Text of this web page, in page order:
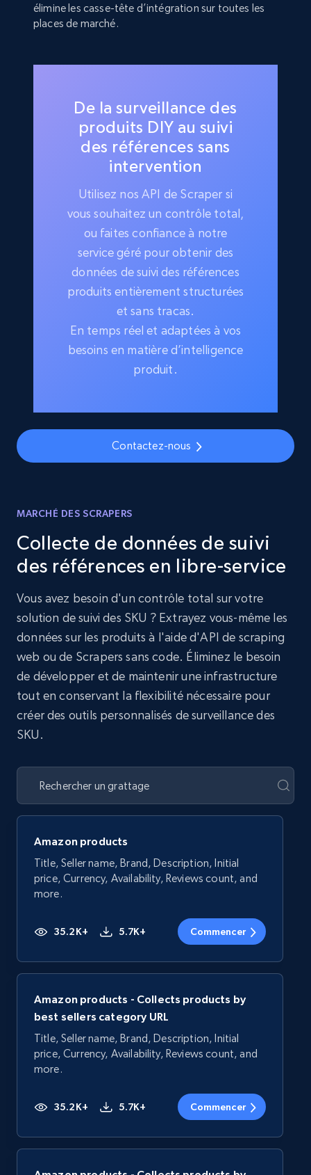
élimine les casse-tête d’intégration sur toutes les
places de marché.
De la surveillance des
produits DIY au suivi
des références sans
intervention
Utilisez nos API de Scraper si
vous souhaitez un contrôle total,
ou faites confiance à notre
service géré pour obtenir des
données de suivi des références
produits entièrement structurées
et sans tracas.
En temps réel et adaptées à vos
besoins en matière d’intelligence
produit.
Contactez-nous
MARCHÉ DES SCRAPERS
Collecte de données de suivi
des références en libre-service
Vous avez besoin d'un contrôle total sur votre
solution de suivi des SKU ? Extrayez vous-même les
données sur les produits à l'aide d'API de scraping
web ou de Scrapers sans code. Éliminez le besoin
de développer et de maintenir une infrastructure
tout en conservant la flexibilité nécessaire pour
créer des outils personnalisés de surveillance des
SKU.
Amazon products
Title, Seller name, Brand, Description, Initial
price, Currency, Availability, Reviews count, and
more.
35.2K+ 5.7K+ Commencer
Amazon products - Collects products by
best sellers category URL
Title, Seller name, Brand, Description, Initial
price, Currency, Availability, Reviews count, and
more.
35.2K+ 5.7K+ Commencer